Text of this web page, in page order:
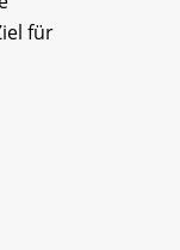
für